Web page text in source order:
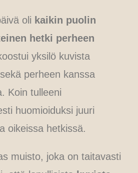
oli kaikin puolin
hetki perheen
yksilö kuvista
perheen kanssa
Koin tulleeni
huomioiduksi juuri
oikeissa hetkissä.
muisto, joka on taitavasti